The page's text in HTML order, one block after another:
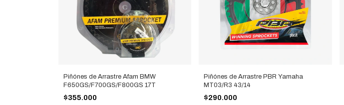
Piñónes de Arrastre Afam BMW
F650GS/F700GS/F800GS 17T
$355.000
Piñónes de Arrastre PBR Yamaha
MT03/R3 43/14
$290.000